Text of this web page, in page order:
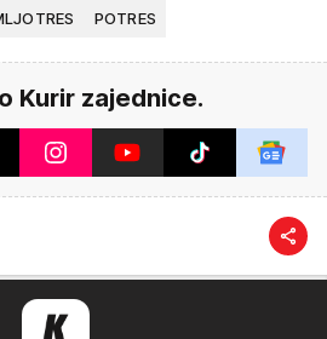
POTRES
Kurir zajednice.